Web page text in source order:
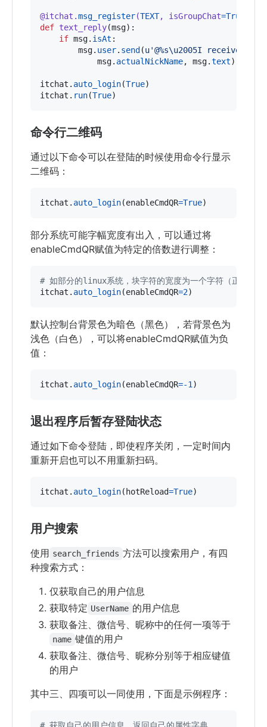
@itchat .msg_register(TEXT, isGroupChat=True
def text_reply(msg):
if msg. isAt :
msg. user. send (u'@%s\u2005I received:
msg. actualNickName, msg.text))
itchat . auto_login(True
itchat . run(True)
命令行二维码
通过以下命令可以在登陆的时候使用命令行显示
二维码：
itchat . auto_login(enableCmdQR=True)
部分系统可能字幅宽度有出入，可以通过将
enableCmdQR赋值为特定的倍数进行调整：
# 如部分的linux系统，块字符的宽度为一个字符（正常应为
itchat . auto_login(enableCmdQR=2)
默认控制台背景色为暗色（黑色），若背景色为
浅色（白色），可以将enableCmdQR赋值为负
值：
itchat . auto_login(enableCmdQR=-1 )
退出程序后暂存登陆状态
通过如下命令登陆，即使程序关闭，一定时间内
重新开启也可以不用重新扫码。
itchat . auto_login( hotReload=True)
用户搜索
使用 search_friends 方法可以搜索用户，有四
种搜索方式：
仅获取自己的用户信息
获取特定 UserName 的用户信息
获取备注、微信号、昵称中的任何一项等于
name 键值的用户
获取备注、微信号、昵称分别等于相应键值
的用户
其中三、四项可以一同使用，下面是示例程序：